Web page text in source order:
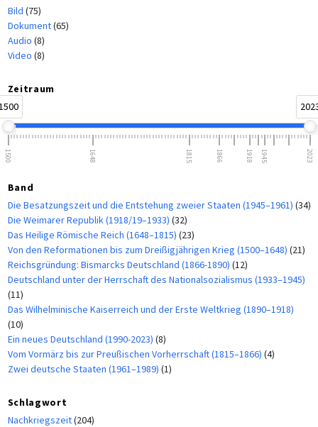
Bild (75)
Dokument(65)
Audio (8)
Video (8)
Zeitraum
1500 1648 1815 1866 1918 1945 2023
Band
Die Besatzungszeit und die Entstehung zweier Staaten (1945–1961) (34)
Die Weimarer Republik (1918/19–1933) (32)
Das Heilige Römische Reich (1648–1815) (23)
Von den Reformationen bis zum Dreißigjährigen Krieg (1500–1648) (21)
Reichsgründung: Bismarcks Deutschland (1866-1890) (12)
Deutschland unter der Herrschaft des Nationalsozialismus (1933–1945)
(11)
Das Wilhelminische Kaiserreich und der Erste Weltkrieg (1890–1918)
(10)
Ein neues Deutschland (1990-2023) (8)
Vom Vormärz bis zur Preußischen Vorherrschaft (1815–1866) (4)
Zwei deutsche Staaten (1961–1989) (1)
Schlagwort
Nachkriegszeit(204)